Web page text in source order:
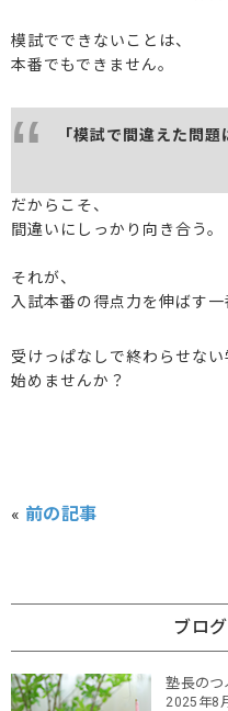
模試でできないことは、
本番でもできません。
「模試で間違えた問
だからこそ、
間違いにしっかり向き合う。
それが、
入試本番の得点力を伸ばす一
受けっぱなしで終わらせない
始めませんか？
« 前の記事
ブロ
塾長のつ
2025年8